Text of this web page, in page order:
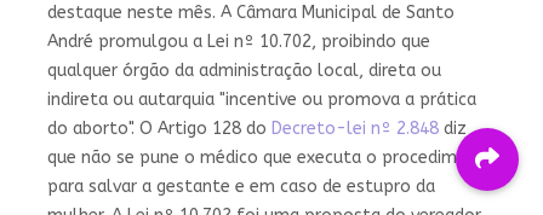
destaque neste mês. A Câmara Municipal de Santo
André promulgou a Lei nº 10.702, proibindo que
qualquer órgão da administração local, direta ou
indireta ou autarquia "incentive ou promova a prática
do aborto". O Artigo 128 do Decreto-lei nº 2.848 diz
que não se pune o médico que executa o procedimento
para salvar a gestante e em caso de estupro da